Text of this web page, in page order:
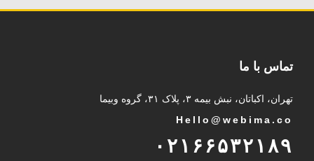
تماس با ما
تهران، اکباتان، نبش بیمه ۳، پلاک ۳۱، گروه وبیما
Hello@webima.co
۰۲۱۶۶۵۳۲۱۸۹